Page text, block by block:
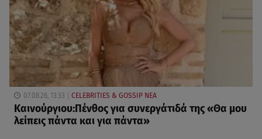
07.08.26, 13:33 CELEBRITIES & GOSSIP ΝΕΑ
Καινούργιου:Πένθος για συνεργάτιδά της «Θα μου
λείπεις πάντα και για πάντα»